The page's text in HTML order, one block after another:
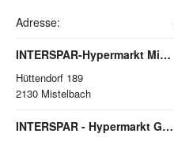
Adresse:
INTERSPAR-Hypermarkt Mistelbach
Hüttendorf 189
2130 Mistelbach
INTERSPAR - Hypermarkt Gänserndorf